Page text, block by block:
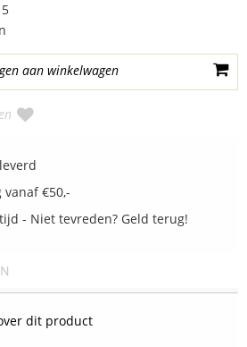
€50,-
- Niet tevreden? Geld terug!
dit product